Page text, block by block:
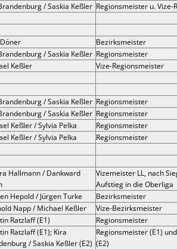
/ Saskia Keßler Regionsmeister u.
Bezirksmeister
/ Saskia Keßler Regionsmeister
Keßler Vize-Regionsmeister
/ Saskia Keßler Regionsmeister
/ Saskia Keßler Regionsmeister
Keßler / Sylvia Pelka
Regionsmeister
Keßler / Sylvia Pelka Regionsmeister
Hallmann / Dankward
Vizemeister LL, nach
Aufstieg in die Oberliga
Hepold / Jürgen Turke
Bezirksmeister
Napp / Michael Keßler
Vize-Bezirksmeister
Ratzlaff (E1)
Regionsmeister
Ratzlaff (E1); Kira
/ Saskia Keßler (E2)
Regionsmeister (E1)
(E2)